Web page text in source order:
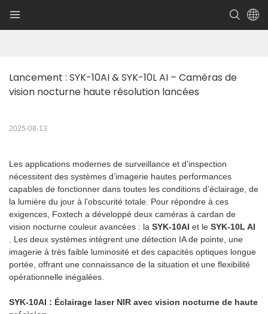
Lancement : SYK-10AI & SYK-10L AI – Caméras de
vision nocturne haute résolution lancées
2025-08-13
Les applications modernes de surveillance et d’inspection
nécessitent des systèmes d’imagerie hautes performances
capables de fonctionner dans toutes les conditions d’éclairage, de
la lumière du jour à l’obscurité totale. Pour répondre à ces
exigences, Foxtech a développé deux caméras à cardan de
vision nocturne couleur avancées : la SYK-10AI et le SYK-10L AI
. Les deux systèmes intègrent une détection IA de pointe, une
imagerie à très faible luminosité et des capacités optiques longue
portée, offrant une connaissance de la situation et une flexibilité
opérationnelle inégalées.
SYK-10AI : Éclairage laser NIR avec vision nocturne de haute